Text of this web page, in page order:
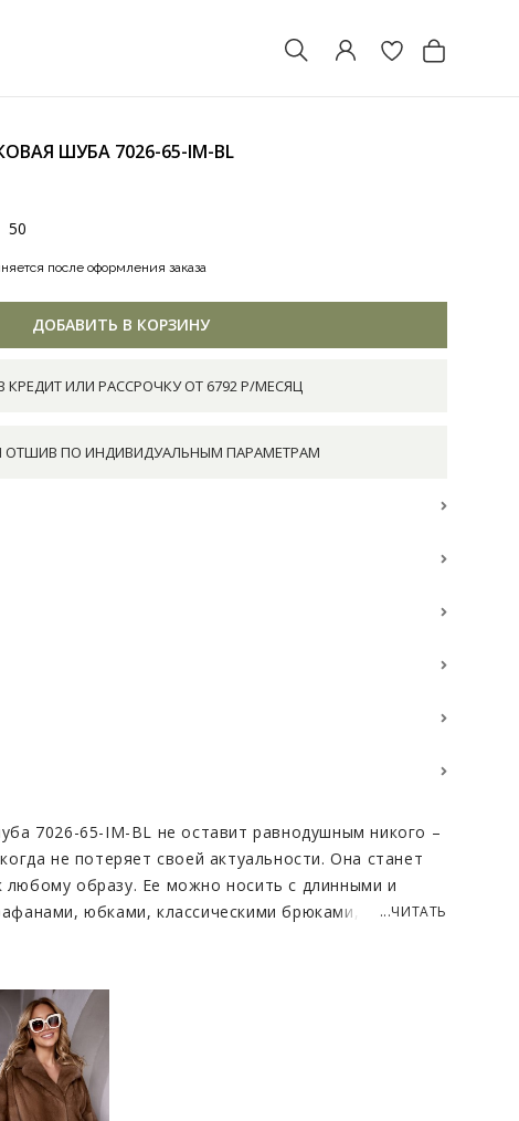
ШУБА 7026-65-IM-BL
50
после оформления заказа
ДОБАВИТЬ В КОРЗИНУ
КРЕДИТ ИЛИ РАССРОЧКУ ОТ 6792 Р/МЕСЯЦ
ПО ИНДИВИДУАЛЬНЫМ ПАРАМЕТРАМ
7026-65-IM-BL не оставит равнодушным никого –
не потеряет своей актуальности. Она станет
образу. Ее можно носить с длинными и
юбками, классическими брюками,
для похода в ресторан, для встречи с
Такая одежда пользуется большим спросом в
объемный воротник, с вырезом на декольте.
шеи можно повязать шарф. Рукава у данной
На руки можно надеть как укороченные, так и
...ЧИТАТЬ